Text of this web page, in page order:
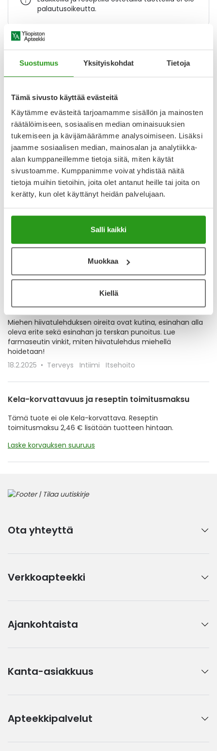
Suostumus Yksityiskohdat Tietoja
Tämä sivusto käyttää evästeitä
Käytämme evästeitä tarjoamamme sisällön ja mainosten
räätälöimiseen, sosiaalisen median ominaisuuksien
tukemiseen ja kävijämäärämme analysoimiseen. Lisäksi
jaamme sosiaalisen median, mainosalan ja analytiikka-
alan kumppaneillemme tietoja siitä, miten käytät
sivustoamme. Kumppanimme voivat yhdistää näitä
tietoja muihin tietoihin, joita olet antanut heille tai joita on
kerätty, kun olet käyttänyt heidän palvelujaan.
Salli kaikki
Muokkaa
Kiellä
palautusoikeutta.
Katso kaikki Canesten-tuotteet
Muistuttajan avulla pidät huolen, että tilaat tarvitsemasi
tuotteet ajoissa, eivätkä ne lopu kesken.
Lisää tuote muistuttajaan
Lue lisää muistuttajasta
Hiivatulehdus miehellä – syyt, oireet ja hoito
Miehen hiivatulehduksen oireita ovat kutina, esinahan alla
oleva erite sekä esinahan ja terskan punoitus. Lue
farmaseutin vinkit, miten hiivatulehdus miehellä
hoidetaan!
18.2.2025
Terveys Intiimi Itsehoito
Kela-korvattavuus ja reseptin toimitusmaksu
Tämä tuote ei ole Kela-korvattava. Reseptin
toimitusmaksu 2,46 € lisätään tuotteen hintaan.
Laske korvauksen suuruus
Ota yhteyttä
Verkkoapteekki
Ajankohtaista
Kanta-asiakkuus
Apteekkipalvelut